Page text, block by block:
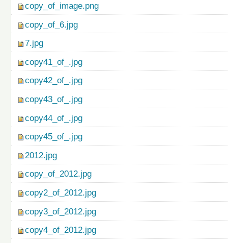
copy_of_image.png
copy_of_6.jpg
7.jpg
copy41_of_.jpg
copy42_of_.jpg
copy43_of_.jpg
copy44_of_.jpg
copy45_of_.jpg
2012.jpg
copy_of_2012.jpg
copy2_of_2012.jpg
copy3_of_2012.jpg
copy4_of_2012.jpg